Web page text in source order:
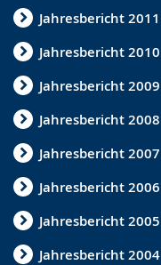
Jahresbericht 2011
Jahresbericht 2010
Jahresbericht 2009
Jahresbericht 2008
Jahresbericht 2007
Jahresbericht 2006
Jahresbericht 2005
Jahresbericht 2004
h
e
w
i
r
d
a
n
g
e